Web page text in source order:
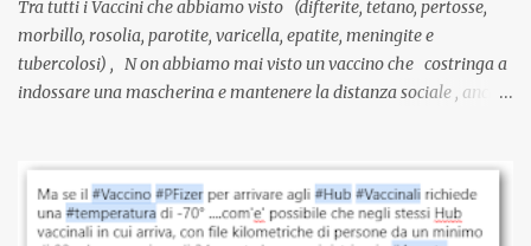
Tra tutti i Vaccini che abbiamo visto (difterite, tetano, pertosse,
morbillo, rosolia, parotite, varicella, epatite, meningite e
tubercolosi) , N on abbiamo mai visto un vaccino che costringa a
indossare una mascherina e mantenere la distanza sociale , anche
vaccinazione. Non avevamo mai sentito parlare di ricompense,
sconti, incentivi per vaccinarsi. Non avevamo mai visto
discriminazioni per coloro che non l’hanno fatto. Se non sei stato